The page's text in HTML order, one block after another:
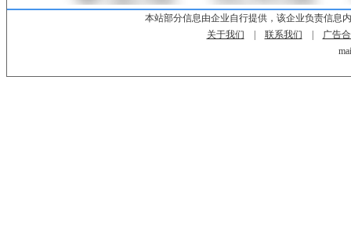
本站部分信息由企业自行提供，该企业负责信息
关于我们
联系我们
广告